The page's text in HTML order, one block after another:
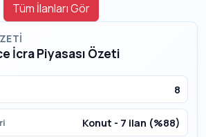
Tüm İlanları Gör
İcra Piyasası Özeti
8
Konut - 7 ilan (%88)